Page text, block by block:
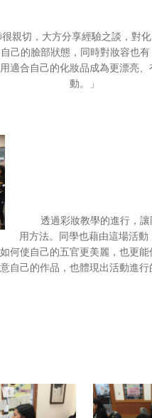
親切，大方分享經驗之談，對化
己的臉部狀態，同時對妝容也有
適合自己的化妝品成為更漂亮
動。」
透過彩妝教學的進行，
用方法。同學也藉由這場活
何使自己的五官更美麗，也更
自己的作品，也體現出活動進